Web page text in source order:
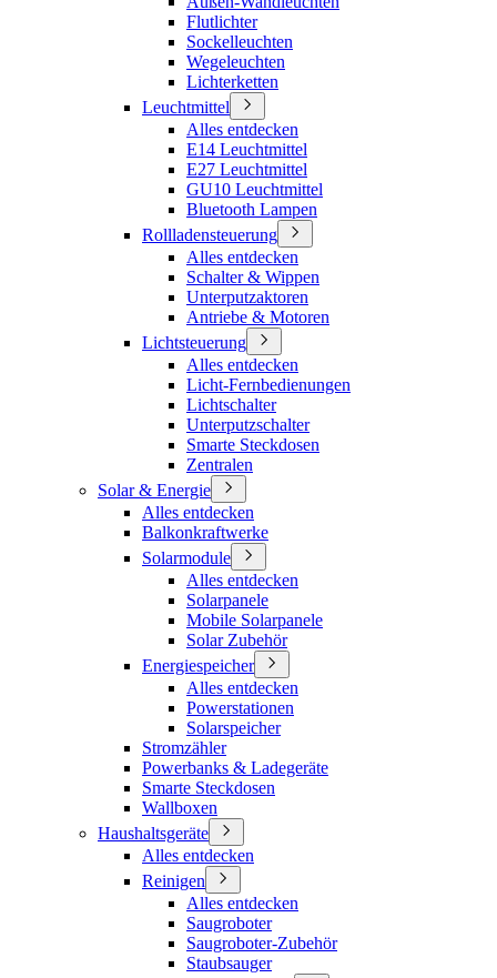
Flutlichter
Sockelleuchten
Wegeleuchten
Lichterketten
Leuchtmittel
Alles entdecken
E14 Leuchtmittel
E27 Leuchtmittel
GU10 Leuchtmittel
Bluetooth Lampen
Rollladensteuerung
Alles entdecken
Schalter & Wippen
Unterputzaktoren
Antriebe & Motoren
Lichtsteuerung
Alles entdecken
Licht-Fernbedienungen
Lichtschalter
Unterputzschalter
Smarte Steckdosen
Zentralen
Solar & Energie
Alles entdecken
Balkonkraftwerke
Solarmodule
Alles entdecken
Solarpanele
Mobile Solarpanele
Solar Zubehör
Energiespeicher
Alles entdecken
Powerstationen
Solarspeicher
Stromzähler
Powerbanks & Ladegeräte
Smarte Steckdosen
Wallboxen
Haushaltsgeräte
Alles entdecken
Reinigen
Alles entdecken
Saugroboter
Saugroboter-Zubehör
Staubsauger